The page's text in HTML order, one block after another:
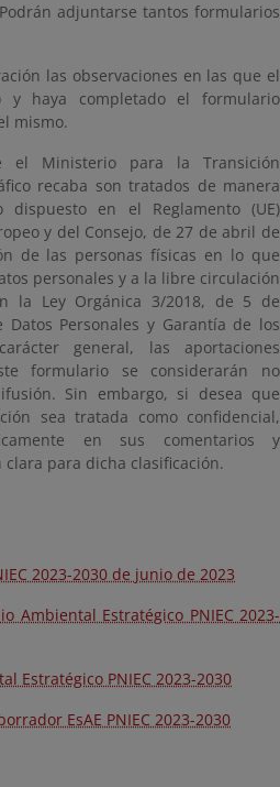
adjuntarse tantos formularios
las observaciones en las que el
y haya completado el formulario
mismo.
el Ministerio para la Transición
recaba son tratados de manera
en el Reglamento (UE)
y del Consejo, de 27 de abril de
de las personas físicas en lo que
personales y a la libre circulación
la Ley Orgánica 3/2018, de 5 de
Personales y Garantía de los
general, las aportaciones
formulario se considerarán no
Sin embargo, si desea que
sea tratada como confidencial,
en sus comentarios y
para dicha clasificación.
2023-2030 de junio de 2023
Ambiental Estratégico PNIEC 2023-
Estratégico PNIEC 2023-2030
EsAE PNIEC 2023-2030